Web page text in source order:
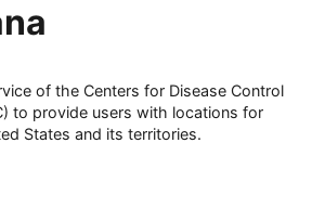
of the Centers for Disease Control
to provide users with locations for
States and its territories.